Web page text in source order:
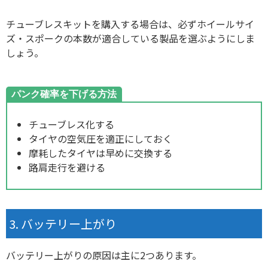
チューブレスキットを購入する場合は、必ずホイールサイ
ズ・スポークの本数が適合している製品を選ぶようにしま
しょう。
パンク確率を下げる方法
チューブレス化する
タイヤの空気圧を適正にしておく
摩耗したタイヤは早めに交換する
路肩走行を避ける
バッテリー上がり
バッテリー上がりの原因は主に2つあります。